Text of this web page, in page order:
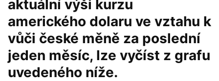
aktuální výši kurzu
amerického dolaru ve vztahu k
vůči české měně za poslední
jeden měsíc, lze vyčíst z grafu
uvedeného níže.